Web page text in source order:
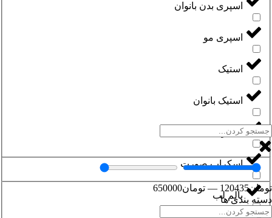
اسپری بدن بانوان
اسپری مو
استیک
استیک بانوان
اسکراب بدن
اسکراب صورت
بالم لب
تومان120435
— تومان650000
دسته بندی ها